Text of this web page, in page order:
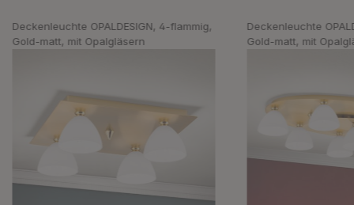
Deckenleuchte OPALDESIGN, 4-flammig,
Gold-matt, mit Opalgläsern
Deckenleuchte
Gold-matt, mit